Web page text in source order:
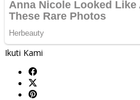
Ikuti Kami